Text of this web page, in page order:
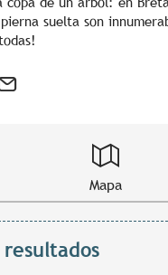
suelta son
Mapa
resultados